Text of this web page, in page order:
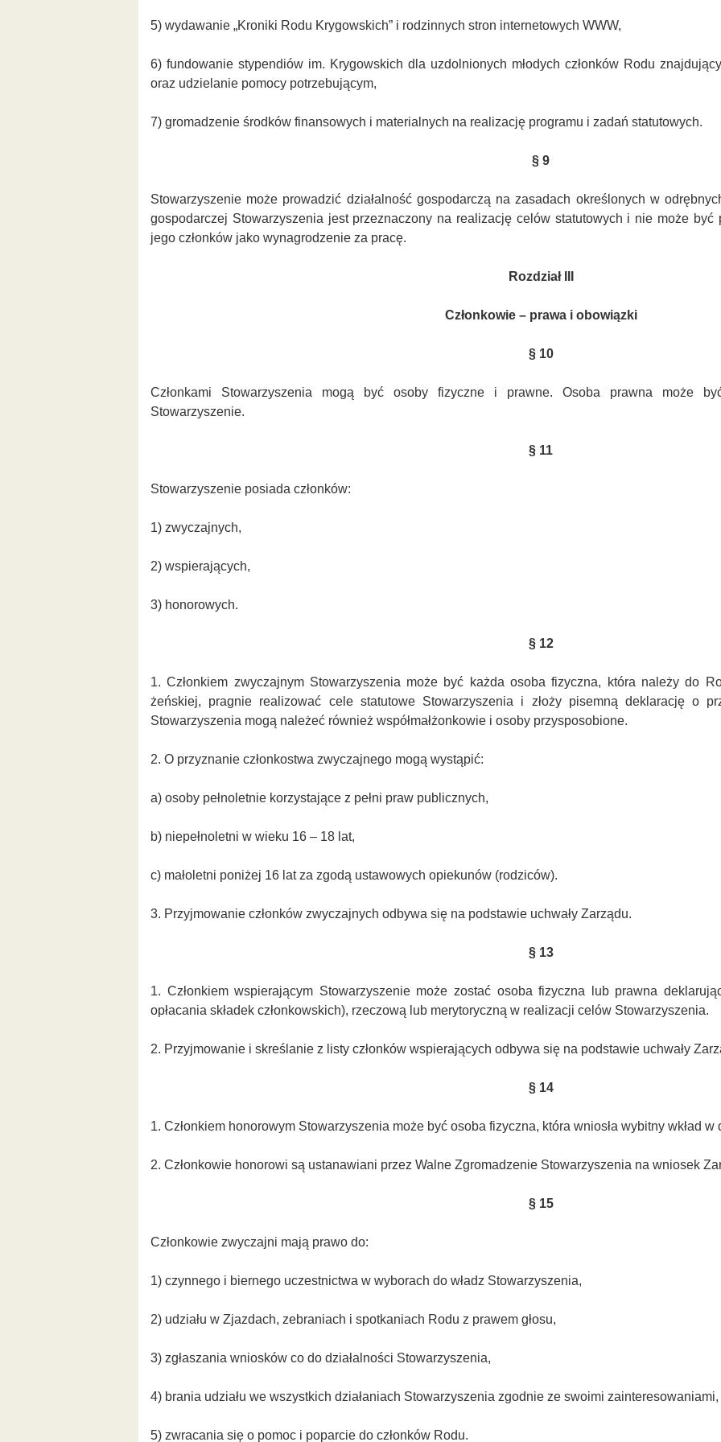
5) wydawanie „Kroniki Rodu Krygowskich” i rodzinnych stron internetowych WWW,
6) fundowanie stypendiów im. Krygowskich dla uzdolnionych młodych członków Rodu
oraz udzielanie pomocy potrzebującym,
7) gromadzenie środków finansowych i materialnych na realizację programu i zadań statutowych.
§ 9
Stowarzyszenie może prowadzić działalność gospodarczą na zasadach określonych w
gospodarczej Stowarzyszenia jest przeznaczony na realizację celów statutowych i nie może być
jego członków jako wynagrodzenie za pracę.
Rozdział III
Członkowie – prawa i obowiązki
§ 10
Członkami Stowarzyszenia mogą być osoby fizyczne i prawne. Osoba prawna może
Stowarzyszenie.
§ 11
Stowarzyszenie posiada członków:
1) zwyczajnych,
2) wspierających,
3) honorowych.
§ 12
1. Członkiem zwyczajnym Stowarzyszenia może być każda osoba fizyczna, która należy do
żeńskiej, pragnie realizować cele statutowe Stowarzyszenia i złoży pisemną deklarację o
Stowarzyszenia mogą należeć również współmałżonkowie i osoby przysposobione.
2. O przyznanie członkostwa zwyczajnego mogą wystąpić:
a) osoby pełnoletnie korzystające z pełni praw publicznych,
b) niepełnoletni w wieku 16 – 18 lat,
c) małoletni poniżej 16 lat za zgodą ustawowych opiekunów (rodziców).
3. Przyjmowanie członków zwyczajnych odbywa się na podstawie uchwały Zarządu.
§ 13
1. Członkiem wspierającym Stowarzyszenie może zostać osoba fizyczna lub prawna
opłacania składek członkowskich), rzeczową lub merytoryczną w realizacji celów Stowarzyszenia.
2. Przyjmowanie i skreślanie z listy członków wspierających odbywa się na podstawie uchwały
§ 14
1. Członkiem honorowym Stowarzyszenia może być osoba fizyczna, która wniosła wybitny wkład
2. Członkowie honorowi są ustanawiani przez Walne Zgromadzenie Stowarzyszenia na wniosek
§ 15
Członkowie zwyczajni mają prawo do:
1) czynnego i biernego uczestnictwa w wyborach do władz Stowarzyszenia,
2) udziału w Zjazdach, zebraniach i spotkaniach Rodu z prawem głosu,
3) zgłaszania wniosków co do działalności Stowarzyszenia,
4) brania udziału we wszystkich działaniach Stowarzyszenia zgodnie ze swoimi zainteresowaniami,
5) zwracania się o pomoc i poparcie do członków Rodu.